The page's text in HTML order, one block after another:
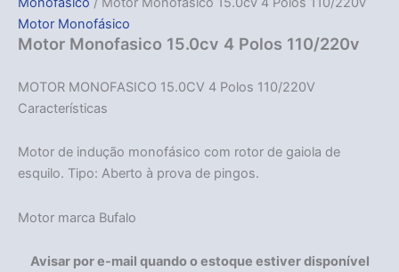
Motor Monofásico
Motor Monofasico 15.0cv 4 Polos 110/220v
MOTOR MONOFASICO 15.0CV 4 Polos 110/220V
Características
Motor de indução monofásico com rotor de gaiola de
esquilo. Tipo: Aberto à prova de pingos.
Motor marca Bufalo
Avisar por e-mail quando o estoque estiver disponível